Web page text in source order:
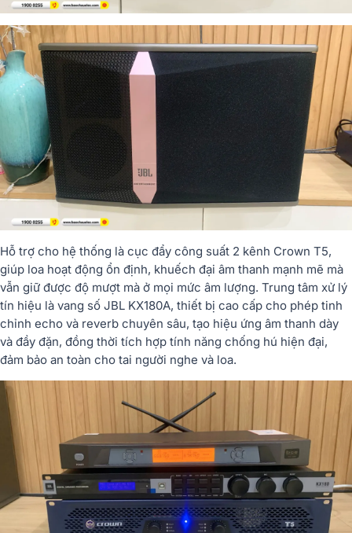
Hỗ trợ cho hệ thống là cục đẩy công suất 2 kênh Crown T5,
giúp loa hoạt động ổn định, khuếch đại âm thanh mạnh mẽ mà
vẫn giữ được độ mượt mà ở mọi mức âm lượng. Trung tâm xử lý
tín hiệu là vang số JBL KX180A, thiết bị cao cấp cho phép tinh
chỉnh echo và reverb chuyên sâu, tạo hiệu ứng âm thanh dày
và đầy đặn, đồng thời tích hợp tính năng chống hú hiện đại,
đảm bảo an toàn cho tai người nghe và loa.